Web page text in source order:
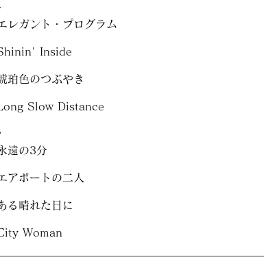
レガント・プログラム
Inside
珀色のつぶやき
Slow Distance
遠の3分
アポートの二人
る晴れた日に
Woman